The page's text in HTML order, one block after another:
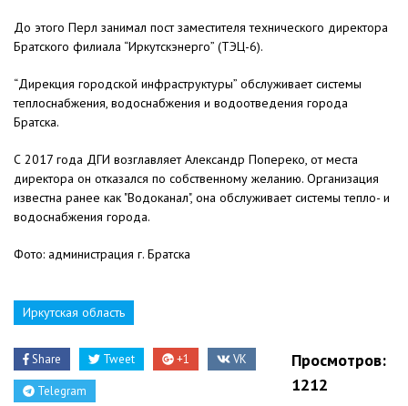
До этого Перл занимал пост заместителя технического директора
Братского филиала “Иркутскэнерго” (ТЭЦ-6).
“Дирекция городской инфраструктуры” обслуживает системы
теплоснабжения, водоснабжения и водоотведения города
Братска.
С 2017 года ДГИ возглавляет Александр Попереко, от места
директора он отказался по собственному желанию. Организация
известна ранее как "Водоканал", она обслуживает системы тепло- и
водоснабжения города.
Фото: администрация г. Братска
Иркутская область
Share Tweet +1 VK
Telegram
Просмотров:
1212